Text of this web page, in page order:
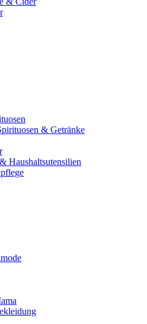
& Getränke
Haushaltsutensilien